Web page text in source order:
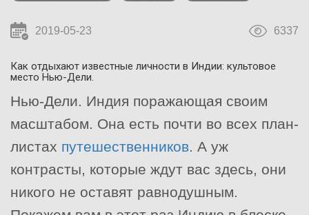
2019-05-23 6337
Как отдыхают известные личности в Индии: культовое
место Нью-Дели.
Нью-Дели. Индия поражающая своим
масштабом. Она есть почти во всех план-
листах путешественников . А уж
контрасты, которые ждут вас здесь, они
никого не оставят равнодушным.